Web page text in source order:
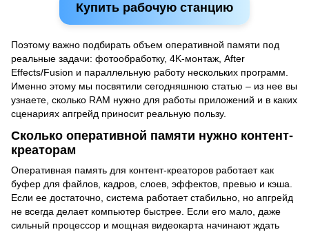
Купить рабочую станцию
Поэтому важно подбирать объем оперативной памяти под
реальные задачи: фотообработку, 4K-монтаж, After
Effects/Fusion и параллельную работу нескольких программ.
Именно этому мы посвятили сегодняшнюю статью – из нее вы
узнаете, сколько RAM нужно для работы приложений и в каких
сценариях апгрейд приносит реальную пользу.
Сколько оперативной памяти нужно контент-
креаторам
Оперативная память для контент-креаторов работает как
буфер для файлов, кадров, слоев, эффектов, превью и кэша.
Если ее достаточно, система работает стабильно, но апгрейд
не всегда делает компьютер быстрее. Если его мало, даже
сильный процессор и мощная видеокарта начинают ждать